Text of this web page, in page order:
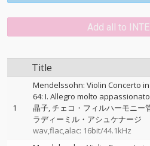
Add all to
Title
1
Mendelssohn: Violin Concerto in
64: I. Allegro molto
晶子 チェコ・フィルハーモニー
ラディーミル・アシュケナージ
wav,flac,alac: 16bit/44.1kHz